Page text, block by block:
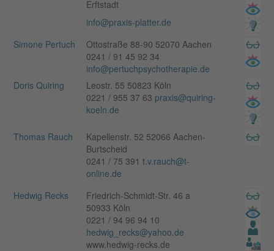
Erftstadt
info@praxis-platter.de
Simone Pertuch
Ottostraße 88-90 52070 Aachen
0241 / 91 45 92 34
info@pertuchpsychotherapie.de
Doris Quiring
Leostr. 55 50823 Köln
0221 / 955 37 63 praxis@quiring-
koeln.de
Thomas Rauch
Kapellenstr. 52 52066 Aachen-
Burtscheid
0241 / 75 391 t.v.rauch@t-
online.de
Hedwig Recks
Friedrich-Schmidt-Str. 46 a
50933 Köln
0221 / 94 96 94 10
hedwig_recks@yahoo.de
www.hedwig-recks.de